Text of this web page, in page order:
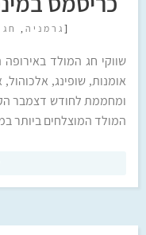
[ גרמניה ,
שווקי חג המולד
אומנות, שופינג,
ומחממת לחודש דצמבר
המולד המוצלחים ביותר